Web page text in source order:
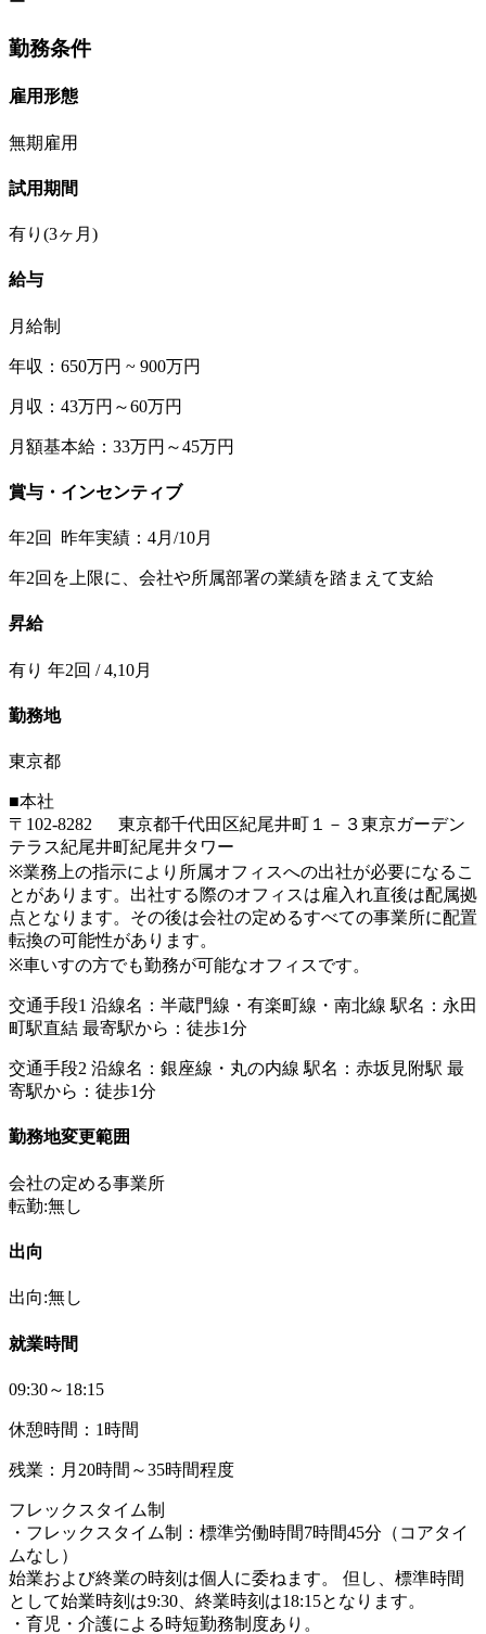
勤務条件
雇用形態
無期雇用
試用期間
有り(3ヶ月)
給与
月給制
年収：650万円 ~ 900万円
月収：43万円～60万円
月額基本給：33万円～45万円
賞与・インセンティブ
年2回 昨年実績：4月/10月
年2回を上限に、会社や所属部署の業績を踏まえて支給
昇給
有り 年2回 / 4,10月
勤務地
東京都
■本社
〒102-8282 東京都千代田区紀尾井町１－３東京ガーデン
テラス紀尾井町紀尾井タワー
※業務上の指示により所属オフィスへの出社が必要になるこ
とがあります。出社する際のオフィスは雇入れ直後は配属拠
点となります。その後は会社の定めるすべての事業所に配置
転換の可能性があります。
※車いすの方でも勤務が可能なオフィスです。
交通手段1 沿線名：半蔵門線・有楽町線・南北線 駅名：永田
町駅直結 最寄駅から：徒歩1分
交通手段2 沿線名：銀座線・丸の内線 駅名：赤坂見附駅 最
寄駅から：徒歩1分
勤務地変更範囲
会社の定める事業所
転勤:無し
出向
出向:無し
就業時間
09:30～18:15
休憩時間：1時間
残業：月20時間～35時間程度
フレックスタイム制
・フレックスタイム制：標準労働時間7時間45分（コアタイ
ムなし）
始業および終業の時刻は個人に委ねます。 但し、標準時間
として始業時刻は9:30、終業時刻は18:15となります。
・育児・介護による時短勤務制度あり。